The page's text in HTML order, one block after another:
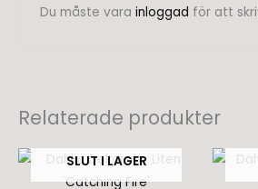
Du måste vara inloggad för att
Relaterade produkter
SLUT I LAGER